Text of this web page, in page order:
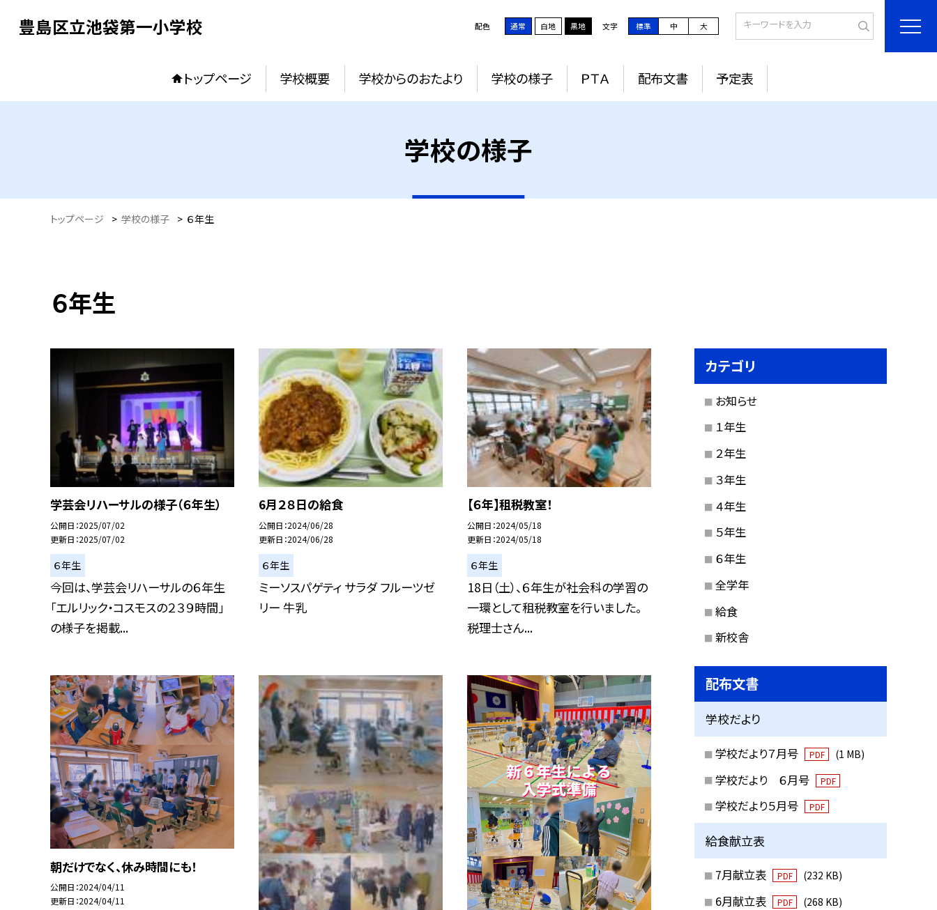
豊島区立池袋第一小学校 配色 通常 白地 黒地 文字 標準 中 大
トップページ 学校概要 学校からのおたより 学校の様子 ＰＴＡ 配布文書 予定表
学校の様子
トップページ > 学校の様子 > ６年生
６年生
学芸会リハーサルの様子（６年生）
公開日 2025/07/02
更新日 2025/07/02
６年生
今回は、学芸会リハーサルの６年生
「エルリック・コスモスの２３９時間」
の様子を掲載...
6月２８日の給食
公開日 2024/06/28
更新日 2024/06/28
６年生
ミーソスパゲティ サラダ フルーツゼ
リー 牛乳
【６年】租税教室！
公開日 2024/05/18
更新日 2024/05/18
６年生
18日（土）、６年生が社会科の学習の
一環として租税教室を行いました。
税理士さん...
朝だけでなく、休み時間にも！
公開日 2024/04/11
更新日 2024/04/11
カテゴリ
お知らせ
１年生
２年生
３年生
４年生
５年生
６年生
全学年
給食
新校舎
配布文書
学校だより
学校だより７月号 PDF (1 MB)
学校だより ６月号 PDF
学校だより５月号 PDF
給食献立表
7月献立表 PDF (232 KB)
6月献立表 PDF (268 KB)